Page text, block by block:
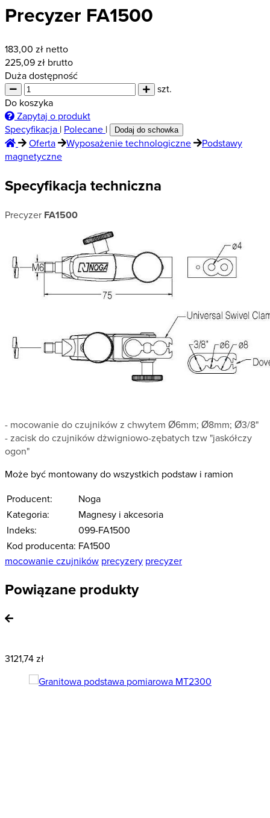
Precyzer FA1500
183,00 zł netto
225,09zł brutto
Duża dostępność
szt.
Do koszyka
Zapytaj o produkt
Specyfikacja | Polecane | Dodaj do schowka
Oferta Wyposażenie technologiczne
Podstawy
magnetyczne
Specyfikacja techniczna
Precyzer FA1500
- mocowanie do czujników z chwytem Ø6mm; Ø8mm; Ø3/8"
- zacisk do czujników dżwigniowo-zębatych tzw "jaskółczy
ogon"
Może być montowany do wszystkich podstaw i ramion
Producent:
Noga
Kategoria:
Magnesy i akcesoria
Indeks:
099-FA1500
Kod producenta: FA1500
mocowanie czujników precyzery precyzer
Powiązane produkty
3121,74 zł